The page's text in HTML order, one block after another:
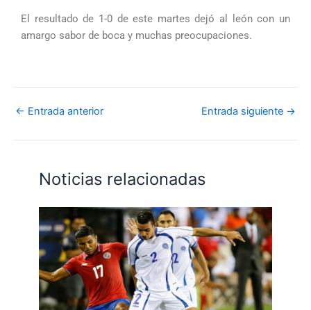
El resultado de 1-0 de este martes dejó al león con un
amargo sabor de boca y muchas preocupaciones.
← Entrada anterior Entrada siguiente →
Noticias relacionadas